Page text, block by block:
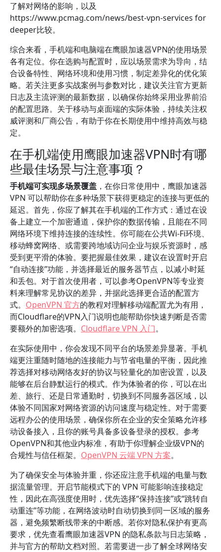
了解对网络的影响，以及
https://www.pcmag.com/news/best-vpn-services for
deeper比较。
综合来看，手机端和电脑端在鹰眼加速器VPN的使用场景
各有定位。你在选购与配置时，应以场景需求为导向，结
合设备特性、网络环境和使用习惯，制定差异化的优化策
略。若关注更多实战案例与参数对比，建议关注官方更新
日志及主流评测的最新数据，以确保你始终采用业界前沿
的配置思路。关于移动与桌面端的实际体验，持续关注权
威评测和厂商公告，有助于你在长期使用中维持高效与稳
定。
在手机端使用鹰眼加速器VPN时有哪
些最佳场景与注意事项？
手机端可实现多场景覆盖 ，在你日常使用中，鹰眼加速器
VPN 可以帮助你在多种场景下获得更稳定的连接与更低的
延迟。首先，你应了解其在手机端的工作方式：通过在设
备上建立一个加密通道，保护你的数据传输，且能在不同
网络环境下维持连接的连续性。你可能在公共Wi-Fi环境、
移动蜂窝网络、或需要跨地域访问企业与娱乐资源时，感
受到更平滑的体验。要把握最佳效果，建议在设置时开启
“自动连接”功能，并选择最近的服务器节点，以减小时延
和丢包。对于首次使用者，可以参考OpenVPN等专业资
料来理解常见协议的差异，并据此选择更合适的配置方
式。 OpenVPN 官方的教程对理解移动端配置尤为有用，
而Cloudflare的VPN入门说明也能帮助你快速判断是否需
要额外的加密选项。 Cloudflare VPN 入门。
在实际使用中，你会发现不同平台的场景差异显著。手机
端更注重随时随地的连接能力与节省电量的平衡，因此推
荐选择对移动网络友好的协议与轻量化的加密设置，以及
能够在后台静默运行的模式。作为体验者的你，可以在出
差、旅行、还是日常通勤时，切换到不同服务器区域，以
体验不同国家对网络资源的访问速度与稳定性。对于需要
远程办公的使用场景，确保你所在企业的安全策略允许移
动设备接入，且你的账号具备多设备登录的授权。参考
OpenVPN和其他业内标准，有助于你理解企业级VPN的
合规性与信任框架。 OpenVPN 云端 VPN 方案。
为了确保安全与体验并重，你还应注意手机端的电量与数
据流量管理。开启节能模式下的 VPN 可能影响连接稳定
性，因此在高强度使用时，优先选择“保持连接”或“跳转自
动重连”等功能，在网络波动时自动切换到同一区域的服务
器，避免频繁断线带来的中断感。若你对隐私保护有更高
要求，优先查看鹰眼加速器VPN 的隐私条款与日志策略，
并与官方的帮助文档对照。若需要进一步了解全球网络安